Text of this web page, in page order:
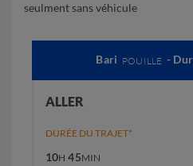
seulment sans véhicule
Bari POUILLE -
ALLER
DURÉE DU TRAJET*
10H 45MIN